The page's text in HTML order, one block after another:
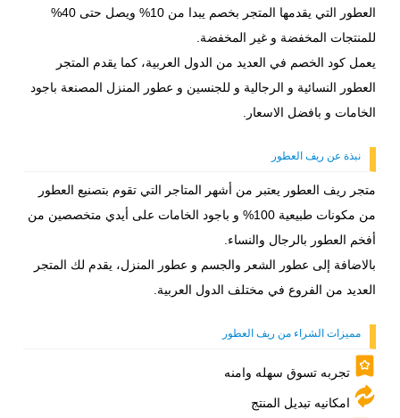
العطور التي يقدمها المتجر بخصم يبدا من 10% ويصل حتى 40%
للمنتجات المخفضة و غير المخفضة.
يعمل كود الخصم في العديد من الدول العربية، كما يقدم المتجر
العطور النسائية و الرجالية و للجنسين و عطور المنزل المصنعة باجود
الخامات و بافضل الاسعار.
نبذة عن ريف العطور
متجر ريف العطور يعتبر من أشهر المتاجر التي تقوم بتصنيع العطور
من مكونات طبيعية 100% و باجود الخامات على أيدي متخصصين من
أفخم العطور بالرجال والنساء.
بالاضافة إلى عطور الشعر والجسم و عطور المنزل، يقدم لك المتجر
العديد من الفروع في مختلف الدول العربية.
مميزات الشراء من ريف العطور
تجربه تسوق سهله وامنه
امكانيه تبديل المنتج